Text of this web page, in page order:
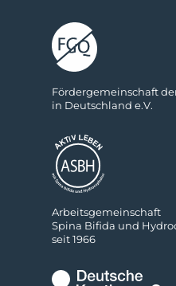
För­der­ge­mein­schaft
in Deutsch­land e.V.
Ar­beits­ge­mein­schaft
Spina Bifida und
seit 1966